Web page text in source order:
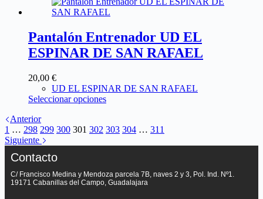
Pantalón Entrenador UD EL
ESPINAR DE SAN RAFAEL
20,00 €
UD EL ESPINAR DE SAN RAFAEL
Seleccionar opciones
Anterior
1 … 298 299 300 301 302 303 304 … 311
Siguiente
Contacto
C/ Francisco Medina y Mendoza parcela 7B, naves 2 y 3, Pol. Ind. Nº1.
19171 Cabanillas del Campo, Guadalajara